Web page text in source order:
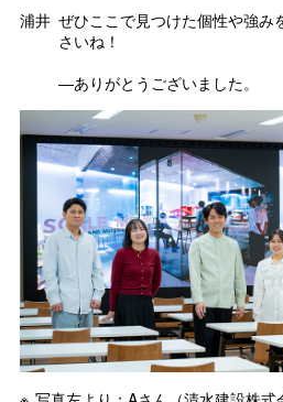
浦井 ぜひここで見つけた個性や強み
さいね！
―ありがとうございました。